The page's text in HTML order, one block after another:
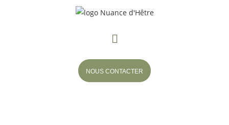
NOUS CONTACTER